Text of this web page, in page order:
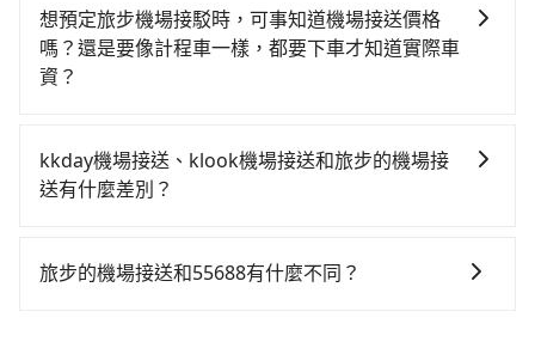
話說，臨時要叫小黃的難度是雙北大城市的100倍，且蘭
城晶英酒店並未位於市區，可能根本無車可攔。縱使幸
運攔到一輛小黃了，宜蘭縣少部分小黃司機不按表收
元，費時58分鐘。選擇搭乘高鐵而不預約包車，不僅至
少額外負擔400元車資，而且更會額外浪費63分鐘在轉
說要臨時叫到小黃的難度是台北或新北的100倍之多。再
加上宜蘭縣有些計程車司機不按錶計費，約有47%會採
現場議價，建議最好先上網預約，以免當場被坑受騙。
風險，如你們人數在五人以上，分坐兩台計程車就不太
方便，反而能事先預約且品質穩定的tripool，可能更適
移或停留，搭乘機場計程車的費用可能會更高。因此，
預約旅步接送可能是一個更經濟實惠的選擇。
接送體驗。相較於信用卡公司提供的免費接送服務，旅
步提供更多的彈性和客製化選擇，我們會根據您的抵達
時間和需求提供合適的車輛和司機，並協助您處理行
想預定旅步機場接駁時，可事知道機場接送價格
嗎？還是要像計程車一樣，都要下車才知道實際車
資？
預訂前在官網或app即時查詢並確認價格、完成預定。無
需像計程車一樣下車後才知道實際車資。這樣，您可以
kkday機場接送、klook機場接送和旅步的機場接
送有什麼差別？
和專業服務，並提供線上客服服務及優於業界的取消政
旅步的機場接送和55688有什麼不同？